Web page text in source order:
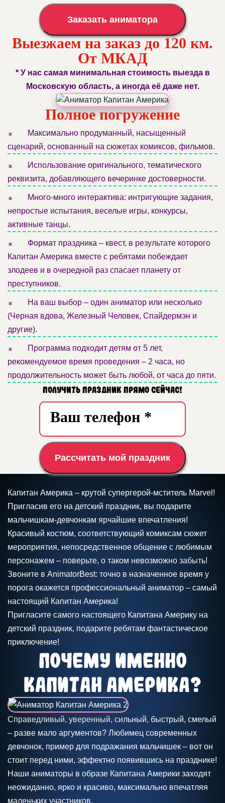
Заказать аниматора
Выезжаем на заказ до 120 км.
От МКАД
* У нас самая минимальная стоимость выезда в
Московскую область, а иногда её даже нет.
Полное погружение
.
Максимально продуманный, насыщенный
сценарий, основанный на сюжетах комиксов, фильмов.
.
Использование оригинального, тематического
реквизита, добавляющего вечеринке достоверности.
.
Много-много интерактива: интригующие задания,
непростые испытания, веселые игры, конкурсы,
активные танцы.
.
Формат праздника – квест, в результате которого
Капитан Америка вместе с ребятами побеждает
злодеев и в очередной раз спасает планету от
преступников.
.
На ваш выбор – один аниматор или несколько
(Черная вдова, Железный Человек, Спайдермэн и
другие).
.
Программа подходит детям от 5 лет,
рекомендуемое время проведения – 2 часа, но
продолжительность может быть любой, от часа до пяти.
Получить праздник прямо сейчас!
Рассчитать мой праздник
Капитан Америка – крутой супергерой-мститель Marvel!
Пригласив его на детский праздник, вы подарите
мальчишкам-девчонкам ярчайшие впечатления!
Красивый костюм, соответствующий комиксам сюжет
мероприятия, непосредственное общение с любимым
персонажем – поверьте, о таком невозможно забыть!
Звоните в AnimatorBest: точно в назначенное время у
порога окажется профессиональный аниматор – самый
настоящий Капитан Америка!
Пригласите самого настоящего Капитана Америку на
детский праздник, подарите ребятам фантастическое
приключение!
Почему именно
Капитан Америка?
Справедливый, уверенный, сильный, быстрый, смелый
– разве мало аргументов? Любимец современных
девчонок, пример для подражания мальчишек – вот он
стоит перед ними, эффектно появившись на празднике!
Наши аниматоры в образе Капитана Америки заходят
неожиданно, ярко и красиво, максимально впечатляя
маленьких участников.